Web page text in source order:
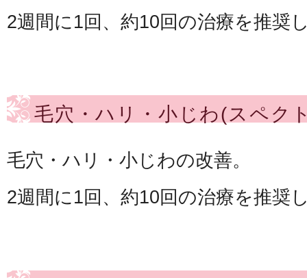
2週間に1回、約10回の治療を推奨
毛穴・ハリ・小じわ(スペク
毛穴・ハリ・小じわの改善。
2週間に1回、約10回の治療を推奨